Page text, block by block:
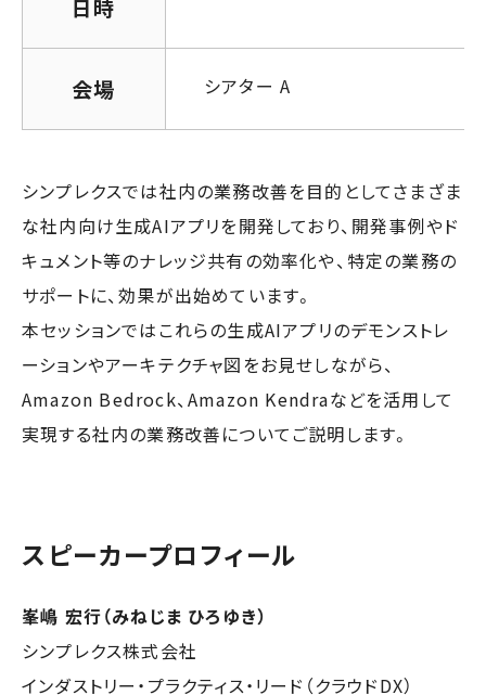
日時
会場 シアター A
シンプレクスでは社内の業務改善を目的としてさまざま
な社内向け生成AIアプリを開発しており、開発事例やド
キュメント等のナレッジ共有の効率化や、特定の業務の
サポートに、効果が出始めています。
本セッションではこれらの生成AIアプリのデモンストレ
ーションやアーキテクチャ図をお見せしながら、
Amazon Bedrock、Amazon Kendraなどを活用して
実現する社内の業務改善についてご説明します。
スピーカープロフィール
峯嶋 宏行（みねじま ひろゆき）
シンプレクス株式会社
インダストリー・プラクティス・リード（クラウドDX）